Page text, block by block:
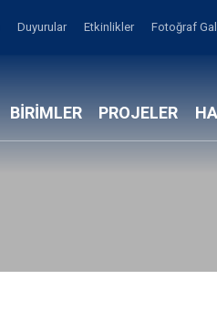
Duyurular Etkinlikler Fotoğraf
BİRİMLER PROJELER